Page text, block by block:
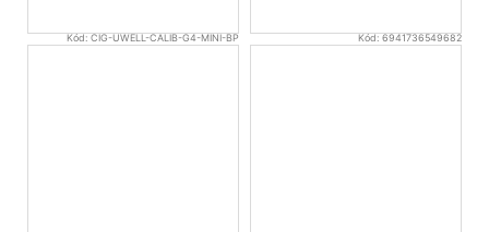
Kód:CIG-UWELL-CALIB-G4-MINI-BP Kód:6941736549682